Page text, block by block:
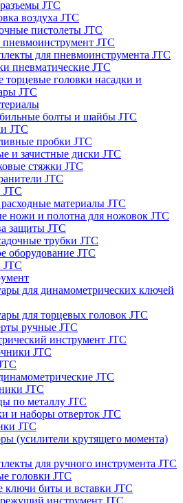
JTC
воздуха JTC
пистолеты JTC
JTC
для пневмоинструмента JTC
пневматические JTC
торцевые головки насадки и
JTC
болты и шайбы JTC
JTC
пробки JTC
и зачистные диски JTC
стяжки JTC
JTC
материалы JTC
ножи и полотна для ножовок JTC
защиты JTC
трубки JTC
оборудование JTC
для динамометрических ключей
для торцевых головок JTC
ручные JTC
инструмент JTC
JTC
JTC
JTC
по металлу JTC
и наборы отверток JTC
JTC
(усилители крутящего момента)
для ручного инструмента JTC
головки JTC
ключи биты и вставки JTC
инструмент JTC